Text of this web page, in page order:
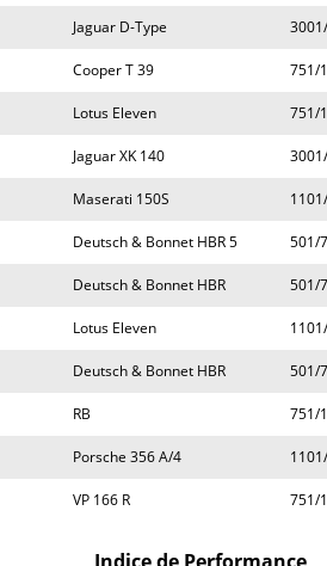
Jaguar D-Type
Cooper T 39 751/
Lotus Eleven 751/
Jaguar XK 140
Maserati 150S
Deutsch & Bonnet HBR 5 501/
Deutsch & Bonnet HBR 501/
Lotus Eleven
Deutsch & Bonnet HBR 501/
RB 751/
Porsche 356 A/4
VP 166 R 751/